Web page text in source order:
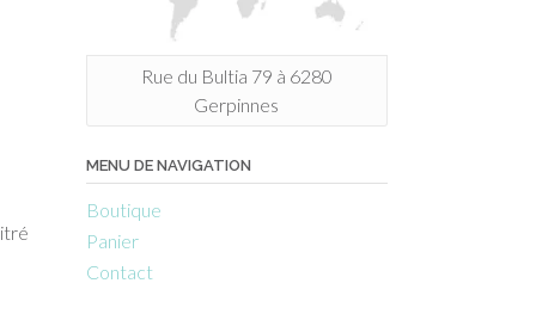
Rue du Bultia 79 à 6280
Gerpinnes
MENU DE NAVIGATION
Boutique
Panier
Contact